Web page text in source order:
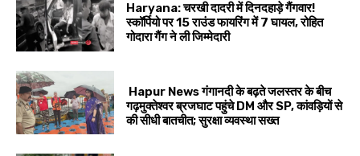
Haryana: चरखी दादरी में दिनदहाड़े गैंगवार!
स्कॉर्पियो पर 15 राउंड फायरिंग में 7 घायल, रोहित
गोदारा गैंग ने ली जिम्मेदारी
Hapur News गंगानदी के बढ़ते जलस्तर के बीच
गढ़मुक्तेश्वर ब्रजघाट पहुंचे DM और SP, कांवड़ियों से
की सीधी बातचीत; सुरक्षा व्यवस्था सख्त